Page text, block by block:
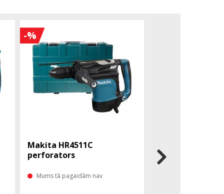
-%
Makita HR4511C
perforators
Mums tā pagaidām nav
perforators